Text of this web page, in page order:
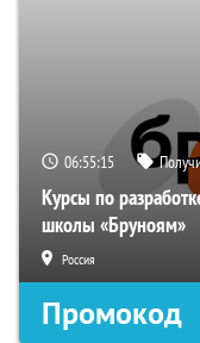
06:55:14
Курсы по
школы «Бруноям»
Россия
Промокод